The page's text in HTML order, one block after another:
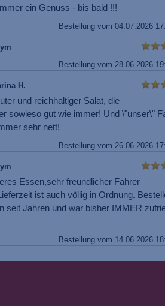
ein Genuss - bis bald !!!
Bestellung vom 04.07.2026
Bestellung vom 28.06.2026
H.
und reichhaltiger Salat, die
sowieso gut wie immer! Und \"unser\"
sehr nett!
Bestellung vom 26.06.2026
Essen,sehr freundlicher Fahrer
ist auch völlig in Ordnung.
seit Jahren und war bisher IMMER
Bestellung vom 14.06.2026